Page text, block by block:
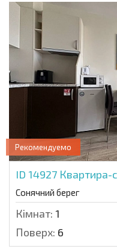
Рекомендуемо
ID 14927 Квартира-
Сонячний берег
Кімнат: 1
Поверх: 6